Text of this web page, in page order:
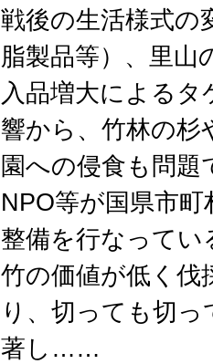
戦後の生活様式の
脂製品等）、里山
入品増大による
響から、竹林の杉
園への侵食も問題
NPO等が国県市
整備を行なって
竹の価値が低く伐
り、切っても切
著し……